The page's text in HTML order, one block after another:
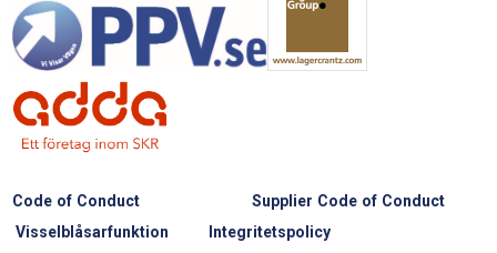
Code of Conduct
Supplier Code of Conduct
Visselblåsarfunktion
Integritetspolicy